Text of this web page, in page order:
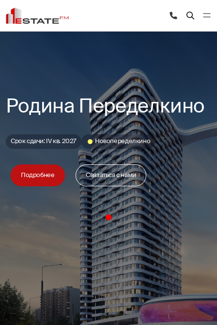
Родина Переделкино
Срок сдачи: IV кв. 2027 Новопеределкино
Подробнее Связаться с нами